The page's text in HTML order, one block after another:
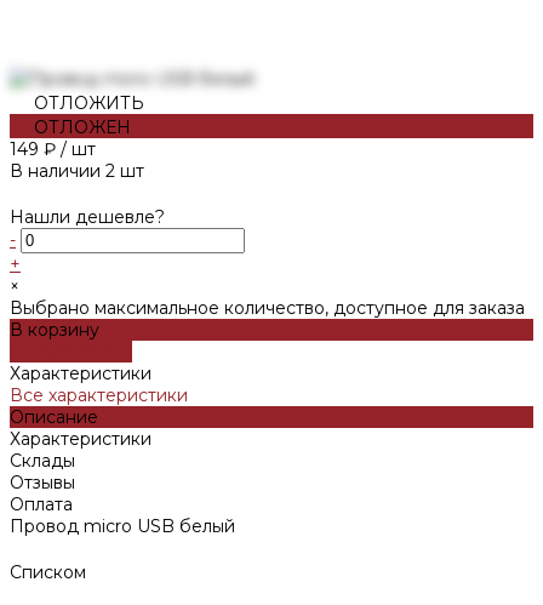
ОТЛОЖИТЬ
ОТЛОЖЕН
149 ₽ / шт
В наличии 2 шт
Нашли дешевле?
-
+
×
Выбрано максимальное количество, доступное для заказа
В корзину
Характеристики
Все характеристики
Описание
Характеристики
Склады
Отзывы
Оплата
Провод micro USB белый
Списком